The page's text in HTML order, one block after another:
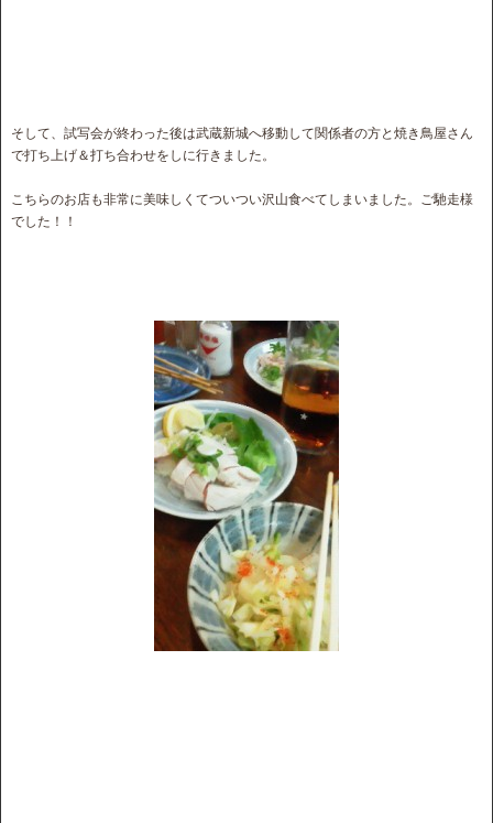
そして、試写会が終わった後は武蔵新城へ移動して関係者の方と焼き鳥屋さん
で打ち上げ＆打ち合わせをしに行きました。
こちらのお店も非常に美味しくてついつい沢山食べてしまいました。ご馳走様
でした！！